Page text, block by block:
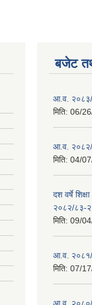
बजेट
आ.व. २०८३/
मिति: 06/
आ.व. २०८२/
मिति: 04/
दश वर्षे
२०८२/८३-
मिति: 09/
आ.व. २०८१/
मिति: 07/
आ.व. २०८०/